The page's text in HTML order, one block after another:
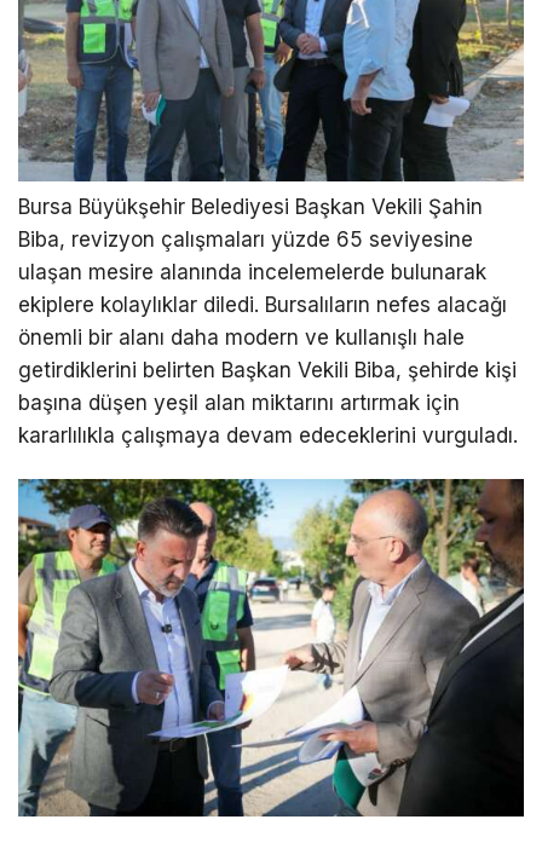
Bursa Büyükşehir Belediyesi Başkan Vekili Şahin
Biba, revizyon çalışmaları yüzde 65 seviyesine
ulaşan mesire alanında incelemelerde bulunarak
ekiplere kolaylıklar diledi. Bursalıların nefes alacağı
önemli bir alanı daha modern ve kullanışlı hale
getirdiklerini belirten Başkan Vekili Biba, şehirde kişi
başına düşen yeşil alan miktarını artırmak için
kararlılıkla çalışmaya devam edeceklerini vurguladı.